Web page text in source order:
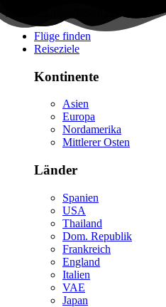
Flüge finden
Reiseziele
Kontinente
Asien
Europa
Nordamerika
Mittlerer Osten
Länder
Spanien
USA
Thailand
Dom. Republik
Frankreich
England
Italien
VAE
Japan